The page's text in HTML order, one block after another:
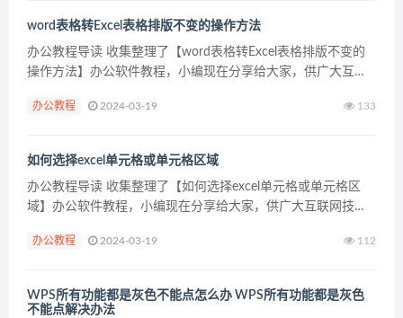
word表格转Excel表格排版不变的操作方法
办公教程导读 收集整理了【word表格转Excel表格排版不变的
操作方法】办公软件教程，小编现在分享给大家，供广大互联
要1分钟。 办公教程内容图文 以下面的这张w...
办公教程 2024-03-19 133
如何选择excel单元格或单元格区域
办公教程导读 收集整理了【如何选择excel单元格或单元格区
域】办公软件教程，小编现在分享给大家，供广大互联网技能
钟。 办公教程内容图文 如果我们要对Excel ...
办公教程 2024-03-19 112
WPS所有功能都是灰色不能点怎么办 WPS所有功能都是灰色
不能点解决办法